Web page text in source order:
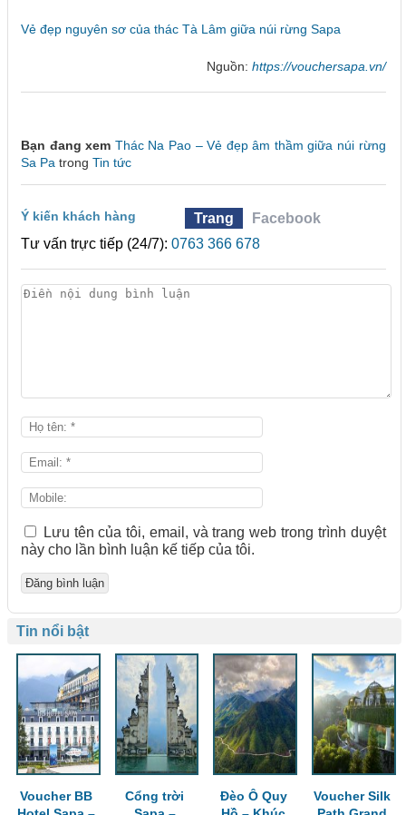
Vẻ đẹp nguyên sơ của thác Tà Lâm giữa núi rừng Sapa
Nguồn: https://vouchersapa.vn/
Bạn đang xem Thác Na Pao – Vẻ đẹp âm thầm giữa núi rừng
Sa Pa trong Tin tức
Ý kiến khách hàng Trang
Facebook
Tư vấn trực tiếp (24/7): 0763 366 678
Lưu tên của tôi, email, và trang web trong trình duyệt
này cho lần bình luận kế tiếp của tôi.
Tin nổi bật
Voucher BB
Cổng trời
Đèo Ô Quy
Voucher Silk